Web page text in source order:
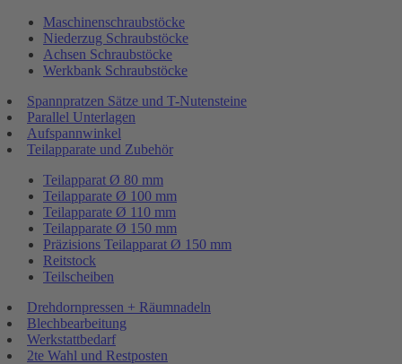
Maschinenschraubstöcke
Niederzug Schraubstöcke
Achsen Schraubstöcke
Werkbank Schraubstöcke
Spannpratzen Sätze und T-Nutensteine
Parallel Unterlagen
Aufspannwinkel
Teilapparate und Zubehör
Teilapparat Ø 80 mm
Teilapparate Ø 100 mm
Teilapparate Ø 110 mm
Teilapparate Ø 150 mm
Präzisions Teilapparat Ø 150 mm
Reitstock
Teilscheiben
Drehdornpressen + Räumnadeln
Blechbearbeitung
Werkstattbedarf
2te Wahl und Restposten